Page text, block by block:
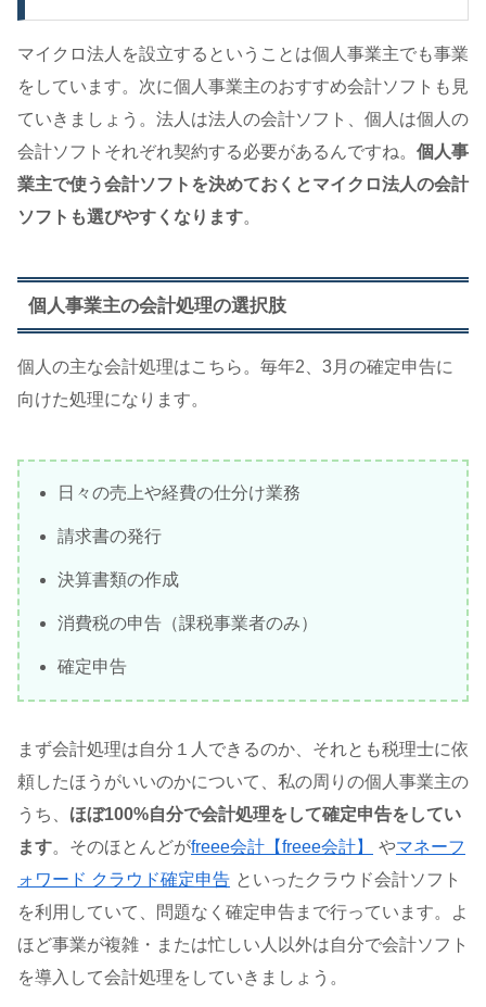
マイクロ法人を設立するということは個人事業主でも事業
をしています。次に個人事業主のおすすめ会計ソフトも見
ていきましょう。法人は法人の会計ソフト、個人は個人の
会計ソフトそれぞれ契約する必要があるんですね。 個人事
業主で使う会計ソフトを決めておくとマイクロ法人の会計
ソフトも選びやすくなります。
個人事業主の会計処理の選択肢
個人の主な会計処理はこちら。毎年2、3月の確定申告に
向けた処理になります。
日々の売上や経費の仕分け業務
請求書の発行
決算書類の作成
消費税の申告（課税事業者のみ）
確定申告
まず会計処理は自分１人できるのか、それとも税理士に依
頼したほうがいいのかについて、私の周りの個人事業主の
うち、 ほぼ100%自分で会計処理をして確定申告をしてい
ます。そのほとんどがfreee会計【freee会計】 やマネーフ
ォワード クラウド確定申告 といったクラウド会計ソフト
を利用していて、問題なく確定申告まで行っています。よ
ほど事業が複雑・または忙しい人以外は自分で会計ソフト
を導入して会計処理をしていきましょう。